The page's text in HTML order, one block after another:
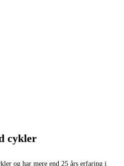
cykler
og har mere end 25 års erfaring i